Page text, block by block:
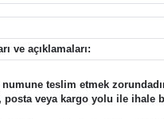
ve açıklamaları:
teslim etmek
veya kargo yolu ile ihale